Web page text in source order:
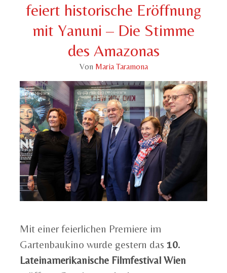
feiert historische Eröffnung
mit Yanuni – Die Stimme
des Amazonas
Von Maria Taramona
Mit einer feierlichen Premiere im
Gartenbaukino wurde gestern das 10.
Lateinamerikanische Filmfestival Wien